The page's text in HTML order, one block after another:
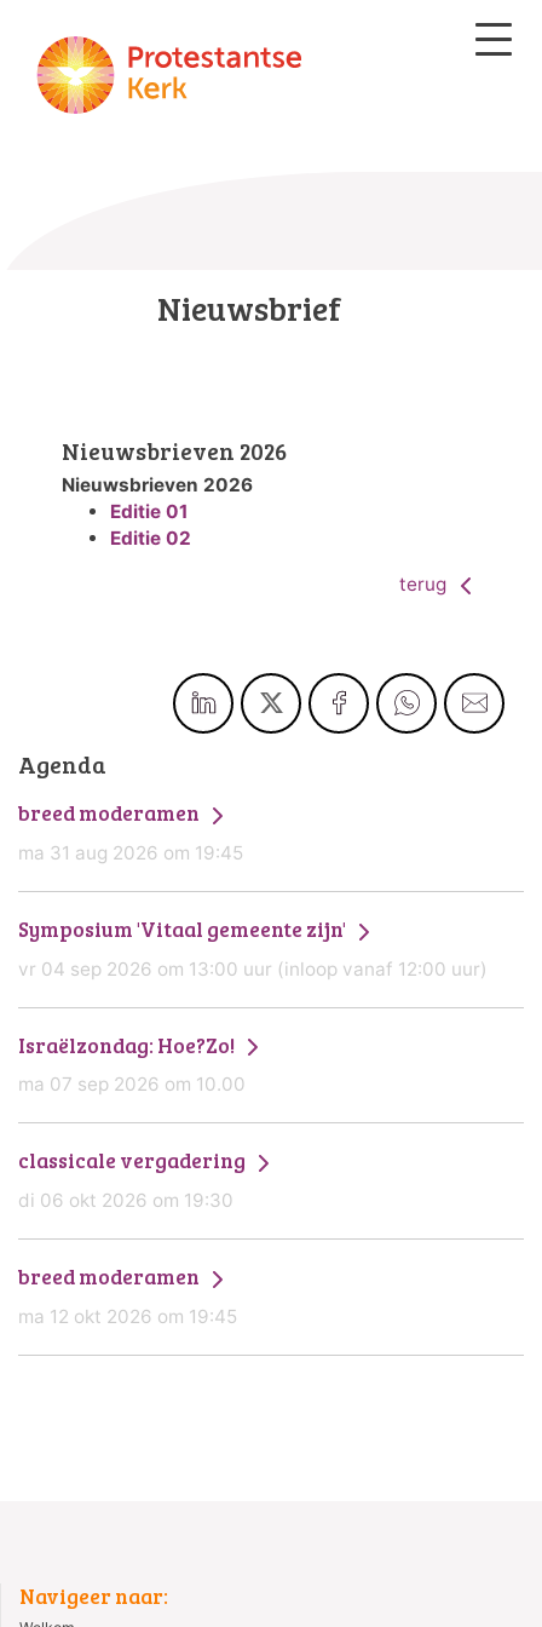
Nieuwsbrief
Nieuwsbrieven 2026
Nieuwsbrieven 2026
Editie 01
Editie 02
terug
Agenda
breed moderamen
ma 31 aug 2026 om 19:45
Symposium 'Vitaal gemeente zijn'
vr 04 sep 2026 om 13:00 uur (inloop vanaf 12:00 uur)
Israëlzondag: Hoe?Zo!
ma 07 sep 2026 om 10.00
classicale vergadering
di 06 okt 2026 om 19:30
breed moderamen
ma 12 okt 2026 om 19:45
Navigeer naar: